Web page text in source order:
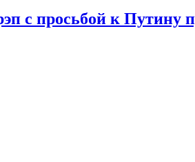
с просьбой к Путину